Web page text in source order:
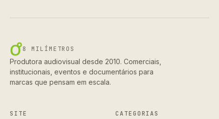
8 MILÍMETROS
Produtora audiovisual desde 2010. Comerciais,
institucionais, eventos e documentários para
marcas que pensam em escala.
SITE CATEGORIAS